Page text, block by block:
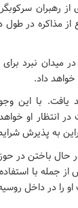
رهبران
مذاکره در طول
میدان نبرد
داد.
یافت. با این
او
به پذیرش
در حال باختن
جمله با
را در داخل